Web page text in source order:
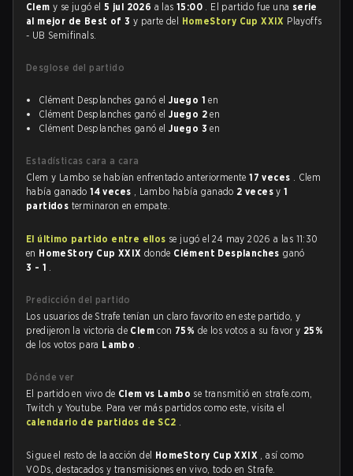
Clem y se jugó el5 jul 2026 a las15:00 . El partido fue una serie
al mejor de Best of 3 y parte del HomeStory Cup XXIX Playoffs
- UB Semifinals.
Desglose del partido
Clément Desplanches ganó elJuego 1 en
Clément Desplanches ganó elJuego 2 en
Clément Desplanches ganó elJuego 3 en
Estadísticas cara a cara
Clem y Lambo se habían enfrentado anteriormente17 veces . Clem
había ganado14 veces , Lambo había ganado 2 vecesy1
partidos terminaron en empate.
El último partido entre ellos se jugó el 24 may 2026 a las 11:30
en HomeStory Cup XXIX donde Clément Desplanches ganó
3 - 1 .
Predicción del partido
Los usuarios de Strafe tenían un claro favorito en este partido, y
predijeron la victoria de Clemcon 75% de los votos a su favor y 25%
de los votos para Lambo .
Dónde ver
El partido en vivo de Clem vs Lambo se transmitió en strafe.com,
Twitch y Youtube. Para ver más partidos como este, visita el
calendario de partidos de SC2 .
Sigue el resto de la acción del HomeStory Cup XXIX , así como
VODs, destacados y transmisiones en vivo, todo en Strafe.